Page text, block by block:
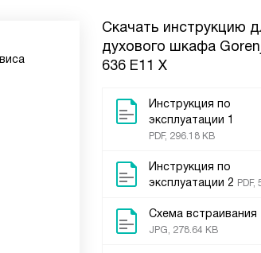
Скачать инструкцию
духового шкафа
636 E11 X
Инструкция по
эксплуатации 1
PDF, 296.18 KB
Инструкция по
эксплуатации 2 PDF,
Схема встраивания
JPG, 278.64 KB